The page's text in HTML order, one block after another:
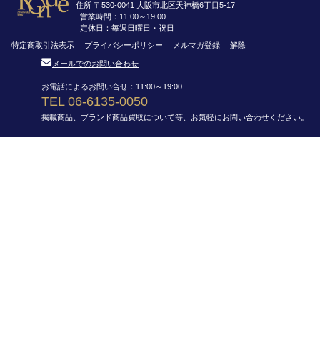
住所 〒530-0041 大阪市北区天神橋6丁目5-17
営業時間：11:00～19:00
定休日：毎週日曜日・祝日
特定商取引法表示
プライバシーポリシー メルマガ登録 解除
メールでのお問い合わせ
お電話によるお問い合せ：11:00～19:00
TEL 06-6135-0050
掲載商品、ブランド商品買取について等、お気軽にお問い合わせください。